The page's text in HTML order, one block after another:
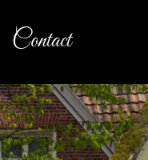
Contact